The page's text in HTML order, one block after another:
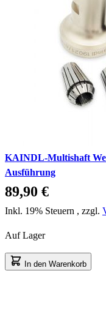
KAINDL-Multishaft
Ausführung
89,90 €
Inkl. 19% Steuern , zzgl.
Auf Lager
In den Warenkorb